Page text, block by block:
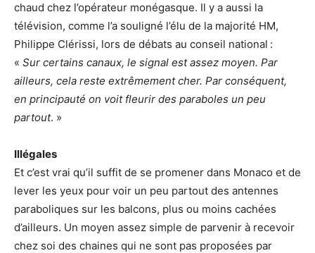
chaud chez l’opérateur monégasque. Il y a aussi la
télévision, comme l’a souligné l’élu de la majorité HM,
Philippe Clérissi, lors de débats au conseil national :
« Sur certains canaux, le signal est assez moyen. Par
ailleurs, cela reste extrêmement cher. Par conséquent,
en principauté on voit fleurir des paraboles un peu
partout. »
Illégales
Et c’est vrai qu’il suffit de se promener dans Monaco et de
lever les yeux pour voir un peu partout des antennes
paraboliques sur les balcons, plus ou moins cachées
d’ailleurs. Un moyen assez simple de parvenir à recevoir
chez soi des chaines qui ne sont pas proposées par